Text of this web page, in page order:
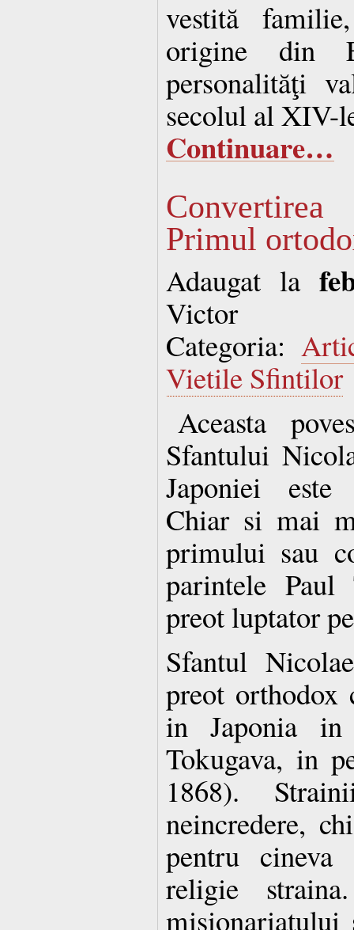
vestită
origine din
personalităţi
secolul al XIV-
Continuare…
Primul
Adaugat la
Victor
Categoria:
Vietile Sfintilor
Aceasta
Sfantului
Japoniei este
Chiar si mai
primului sau
parintele Paul
preot luptator
Sfantul
preot orthodox
in Japonia in
Tokugava, in
1868).
neincredere,
pentru cineva
religie
misionariatului